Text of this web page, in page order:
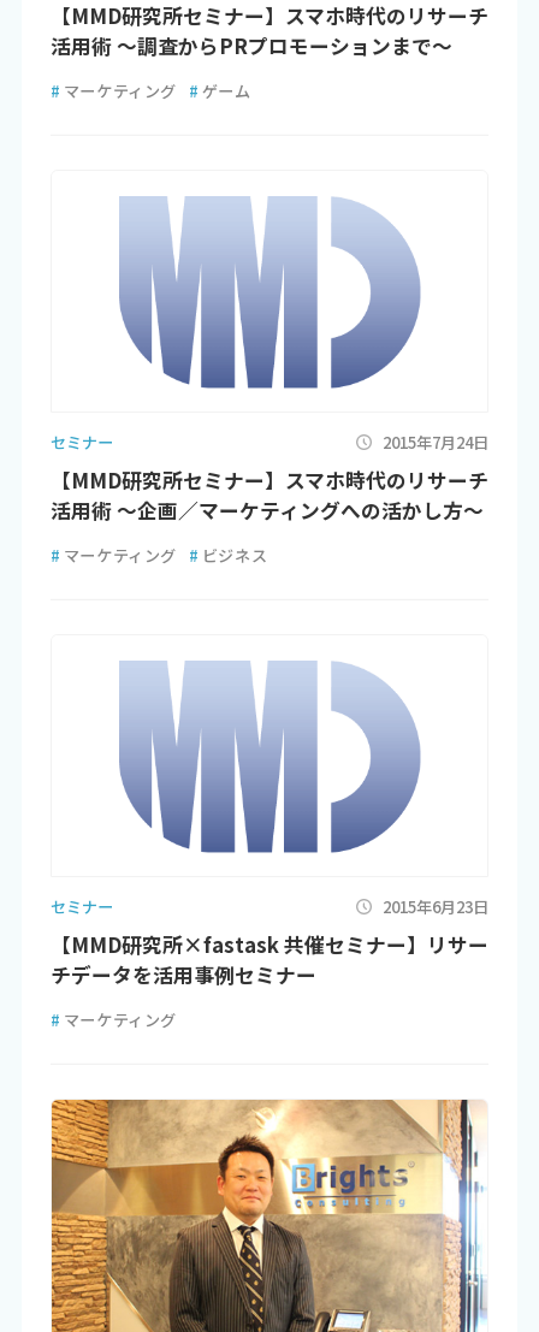
【MMD研究所セミナー】スマホ時代のリサーチ
活用術 ～調査からPRプロモーションまで～
# マーケティング # ゲーム
セミナー 2015年7月24日
【MMD研究所セミナー】スマホ時代のリサーチ
活用術 ～企画／マーケティングへの活かし方～
# マーケティング # ビジネス
セミナー 2015年6月23日
【MMD研究所×fastask 共催セミナー】リサー
チデータを活用事例セミナー
# マーケティング